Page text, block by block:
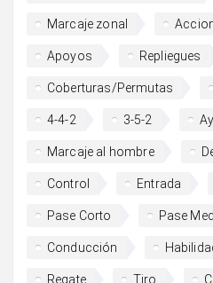
Marcaje zonal
Apoyos Repliegues
Coberturas/Permutas
4-4-2 3-5-2
Marcaje al hombre
Control Entrada
Pase Corto Pase
Conducción
Regate Tiro